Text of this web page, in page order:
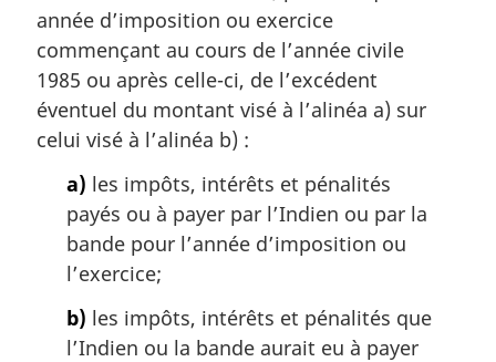
année d’imposition ou exercice
commençant au cours de l’année civile
1985 ou après celle-ci, de l’excédent
éventuel du montant visé à l’alinéa a) sur
celui visé à l’alinéa b) :
a) les impôts, intérêts et pénalités
payés ou à payer par l’Indien ou par la
bande pour l’année d’imposition ou
l’exercice;
b) les impôts, intérêts et pénalités que
l’Indien ou la bande aurait eu à payer